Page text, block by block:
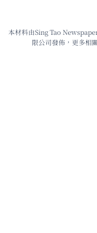
本材料由Sing Tao
限公司發佈，更多相